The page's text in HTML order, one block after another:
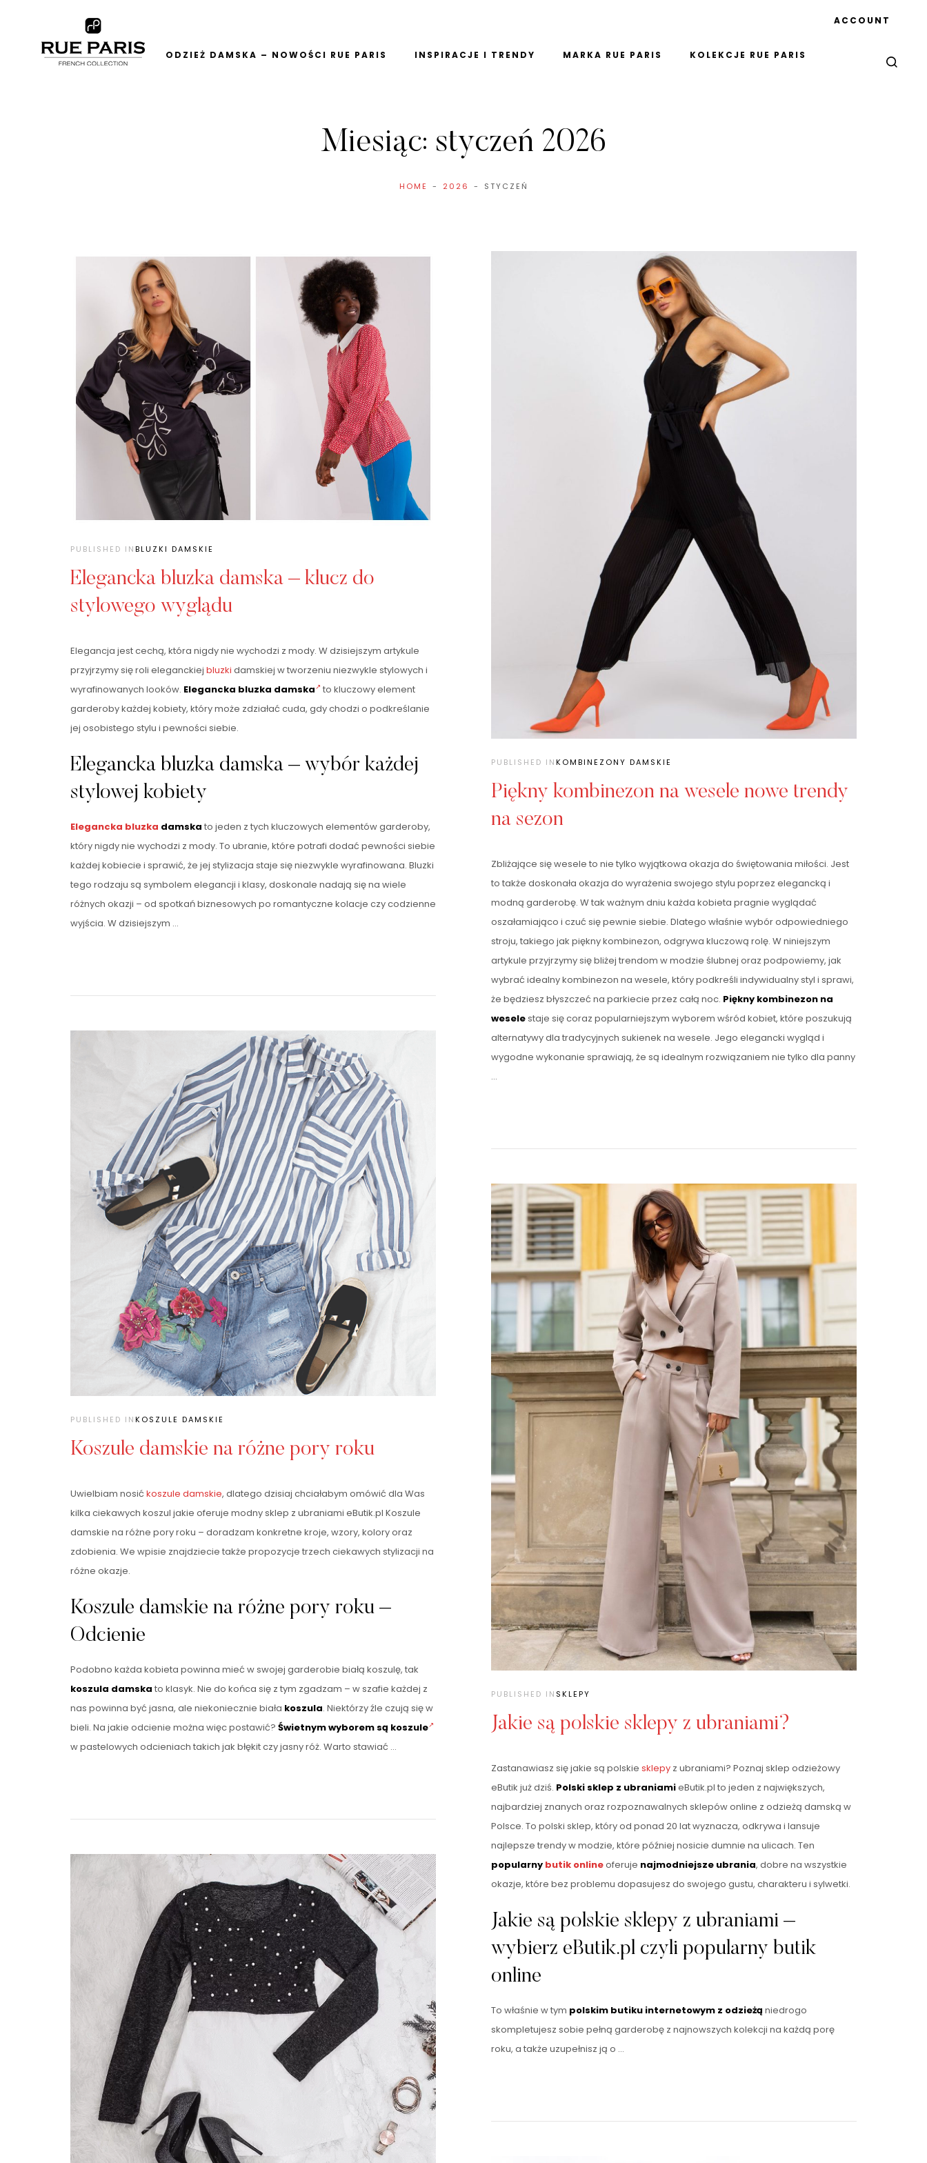
ODZIEŻ DAMSKA – NOWOŚCI RUE PARIS INSPIRACJE I TRENDY MARKA RUE PARIS KOLEKCJE RUE PARIS
ACCOUNT
Miesiąc: styczeń 2026
HOME 2026 STYCZEŃ
PUBLISHED INBLUZKI DAMSKIE
Elegancka bluzka damska – klucz do
stylowego wyglądu
Elegancja jest cechą, która nigdy nie wychodzi z mody. W dzisiejszym artykule
przyjrzymy się roli eleganckiej bluzki damskiej w tworzeniu niezwykle stylowych i
wyrafinowanych looków. Elegancka bluzka damska
to kluczowy element
garderoby każdej kobiety, który może zdziałać cuda, gdy chodzi o podkreślanie
jej osobistego stylu i pewności siebie.
Elegancka bluzka damska – wybór każdej
stylowej kobiety
Elegancka bluzka damska to jeden z tych kluczowych elementów garderoby,
który nigdy nie wychodzi z mody. To ubranie, które potrafi dodać pewności siebie
każdej kobiecie i sprawić, że jej stylizacja staje się niezwykle wyrafinowana. Bluzki
tego rodzaju są symbolem elegancji i klasy, doskonale nadają się na wiele
różnych okazji – od spotkań biznesowych po romantyczne kolacje czy codzienne
wyjścia. W dzisiejszym …
PUBLISHED INKOMBINEZONY DAMSKIE
Piękny kombinezon na wesele nowe trendy
na sezon
Zbliżające się wesele to nie tylko wyjątkowa okazja do świętowania miłości. Jest
to także doskonała okazja do wyrażenia swojego stylu poprzez elegancką i
modną garderobę. W tak ważnym dniu każda kobieta pragnie wyglądać
oszałamiająco i czuć się pewnie siebie. Dlatego właśnie wybór odpowiedniego
stroju, takiego jak piękny kombinezon, odgrywa kluczową rolę. W niniejszym
artykule przyjrzymy się bliżej trendom w modzie ślubnej oraz podpowiemy, jak
wybrać idealny kombinezon na wesele, który podkreśli indywidualny styl i sprawi,
że będziesz błyszczeć na parkiecie przez całą noc. Piękny kombinezon na
weselestaje się coraz popularniejszym wyborem wśród kobiet, które poszukują
alternatywy dla tradycyjnych sukienek na wesele. Jego elegancki wygląd i
wygodne wykonanie sprawiają, że są idealnym rozwiązaniem nie tylko dla panny
…
PUBLISHED INKOSZULE DAMSKIE
Koszule damskie na różne pory roku
Uwielbiam nosić koszule damskie, dlatego dzisiaj chciałabym omówić dla Was
kilka ciekawych koszul jakie oferuje modny sklep z ubraniami eButik.pl Koszule
damskie na różne pory roku – doradzam konkretne kroje, wzory, kolory oraz
zdobienia. We wpisie znajdziecie także propozycje trzech ciekawych stylizacji na
różne okazje.
Koszule damskie na różne pory roku –
Odcienie
Podobno każda kobieta powinna mieć w swojej garderobie białą koszulę, tak
koszula damska to klasyk. Nie do końca się z tym zgadzam – w szafie każdej z
nas powinna być jasna, ale niekoniecznie biała koszula. Niektórzy źle czują się w
bieli. Na jakie odcienie można więc postawić? Świetnym wyborem są koszule
w pastelowych odcieniach takich jak błękit czy jasny róż. Warto stawiać …
PUBLISHED IN SKLEPY
Jakie są polskie sklepy z ubraniami?
Zastanawiasz się jakie są polskie sklepy z ubraniami? Poznaj sklep odzieżowy
eButik już dziś. Polski sklep z ubraniamieButik.pl to jeden z największych,
najbardziej znanych oraz rozpoznawalnych sklepów online z odzieżą damską w
Polsce. To polski sklep, który od ponad 20 lat wyznacza, odkrywa i lansuje
najlepsze trendy w modzie, które później nosicie dumnie na ulicach. Ten
popularny butik onlineoferuje najmodniejsze ubrania, dobre na wszystkie
okazje, które bez problemu dopasujesz do swojego gustu, charakteru i sylwetki.
Jakie są polskie sklepy z ubraniami –
wybierz eButik.pl czyli popularny butik
online
To właśnie w tym polskim butiku internetowym z odzieżą niedrogo
skompletujesz sobie pełną garderobę z najnowszych kolekcji na każdą porę
roku, a także uzupełnisz ją o …